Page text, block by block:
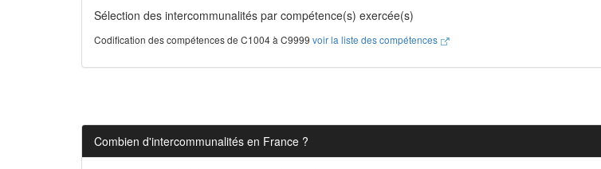
Sélection des intercommunalités par compétence(s) exercée(s)
Codification des compétences de C1004 à C9999 voir la liste des compétences
Combien d'intercommunalités en France ?